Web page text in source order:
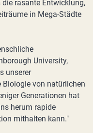
rasante Entwicklung,
in Mega-Städte
University,
unserer
Biologie von natürlichen
Generationen hat
herum rapide
mithalten kann."